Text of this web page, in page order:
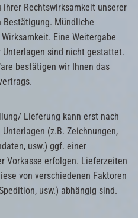
Rechtswirksamkeit unserer
Mündliche
Eine Weitergabe
sind nicht gestattet.
bestätigen wir Ihnen das
Lieferung kann erst nach
(z.B. Zeichnungen,
usw.) ggf. einer
Vorkasse erfolgen. Lieferzeiten
von verschiedenen Faktoren
usw.) abhängig sind.